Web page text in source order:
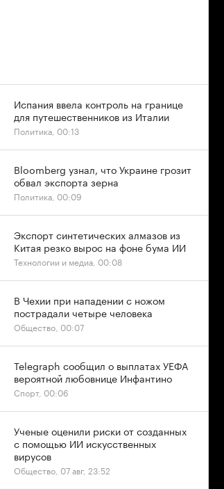
Испания ввела контроль на границе
для путешественников из Италии
Политика, 00:13
Bloomberg узнал, что Украине грозит
обвал экспорта зерна
Политика, 00:09
Экспорт синтетических алмазов из
Китая резко вырос на фоне бума ИИ
Технологии и медиа, 00:08
В Чехии при нападении с ножом
пострадали четыре человека
Общество, 00:07
Telegraph сообщил о выплатах УЕФА
вероятной любовнице Инфантино
Спорт, 00:06
Ученые оценили риски от созданных
с помощью ИИ искусственных
вирусов
Общество, 07 авг, 23:52